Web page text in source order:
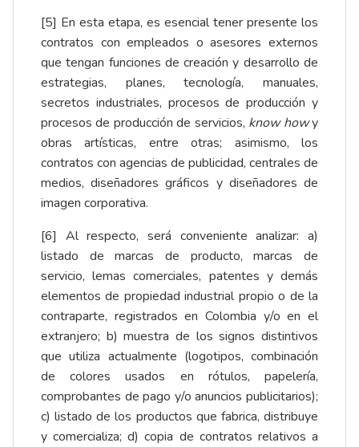
[5] En esta etapa, es esencial tener presente los
contratos con empleados o asesores externos
que tengan funciones de creación y desarrollo de
estrategias, planes, tecnología, manuales,
secretos industriales, procesos de producción y
procesos de producción de servicios, know howy
obras artísticas, entre otras; asimismo, los
contratos con agencias de publicidad, centrales de
medios, diseñadores gráficos y diseñadores de
imagen corporativa.
[6] Al respecto, será conveniente analizar: a)
listado de marcas de producto, marcas de
servicio, lemas comerciales, patentes y demás
elementos de propiedad industrial propio o de la
contraparte, registrados en Colombia y/o en el
extranjero; b) muestra de los signos distintivos
que utiliza actualmente (logotipos, combinación
de colores usados en rótulos, papelería,
comprobantes de pago y/o anuncios publicitarios);
c) listado de los productos que fabrica, distribuye
y comercializa; d) copia de contratos relativos a